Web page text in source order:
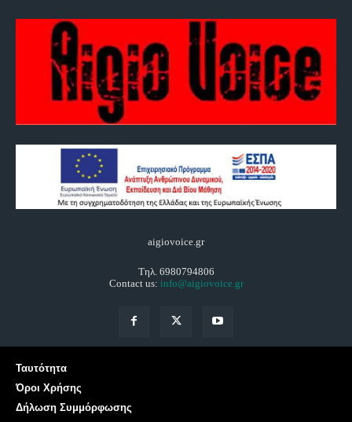
aigiovoice.gr
Τηλ. 6980794806
Contact us: info@aigiovoice.gr
Ταυτότητα
Όροι Χρήσης
Δήλωση Συμμόρφωσης